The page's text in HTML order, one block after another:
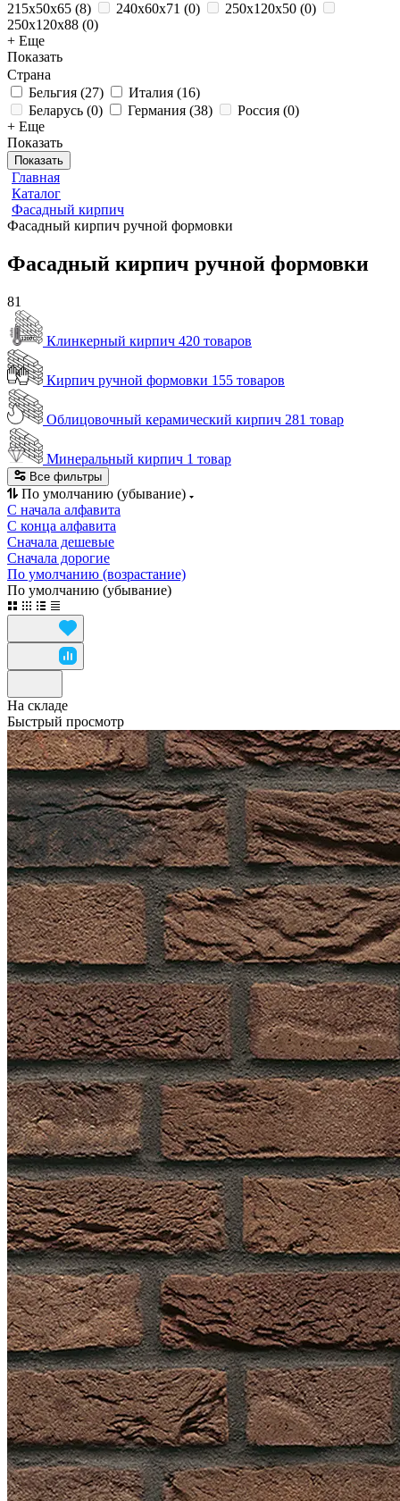
215x50x65 (8) 240x60x71 (0) 250x120x50 (0)
250x120x88 (0)
+ Еще
Показать
Страна
Бельгия (27) Италия (16)
Беларусь (0) Германия (38) Россия (0)
+ Еще
Показать
Показать
Главная
Каталог
Фасадный кирпич
Фасадный кирпич ручной формовки
Фасадный кирпич ручной формовки
81
Клинкерный кирпич 420 товаров
Кирпич ручной формовки 155 товаров
Облицовочный керамический кирпич 281 товар
Минеральный кирпич 1 товар
Все фильтры
По умолчанию (убывание)
С начала алфавита
С конца алфавита
Сначала дешевые
Сначала дорогие
По умолчанию (возрастание)
По умолчанию (убывание)
На складе
Быстрый просмотр